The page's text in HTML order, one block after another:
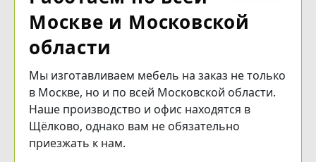
Москве и Московской
области
Мы изготавливаем мебель на заказ не только
в Москве, но и по всей Московской области.
Наше производство и офис находятся в
Щёлково, однако вам не обязательно
приезжать к нам.